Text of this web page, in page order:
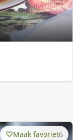
Maak favoriet6